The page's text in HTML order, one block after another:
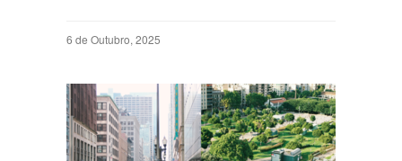
6 de Outubro, 2025